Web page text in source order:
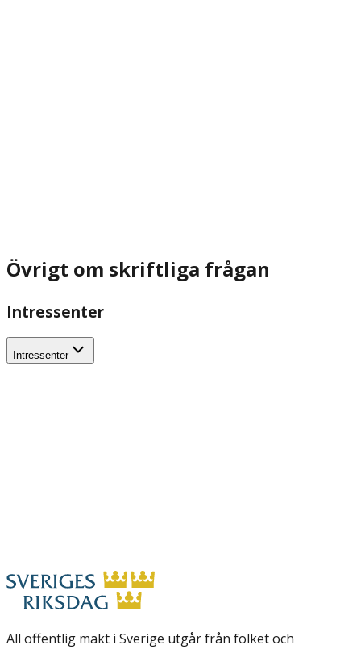
Övrigt om skriftliga frågan
Intressenter
Intressenter
All offentlig makt i Sverige utgår från folket och